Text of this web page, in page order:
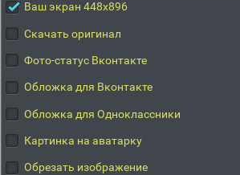
Ваш экран 448x896
Скачать оригинал
Фото-статус Вконтакте
Обложка для Вконтакте
Обложка для Одноклассники
Картинка на аватарку
Обрезать изображение